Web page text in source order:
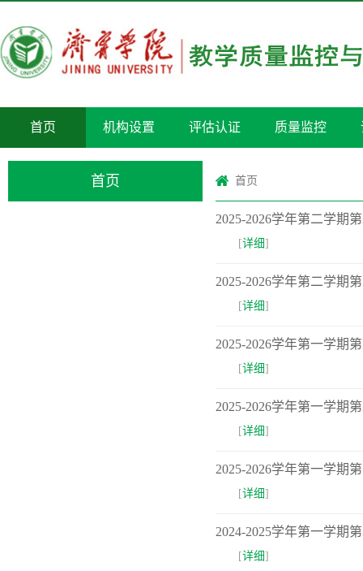
首页 机构设置 评估认证 质量监控
首页 首页
2025-2026学年第二学期
[详细]
2025-2026学年第二学期
[详细]
2025-2026学年第一学期
[详细]
2025-2026学年第一学期
[详细]
2025-2026学年第一学期
[详细]
2024-2025学年第一学期
[详细]